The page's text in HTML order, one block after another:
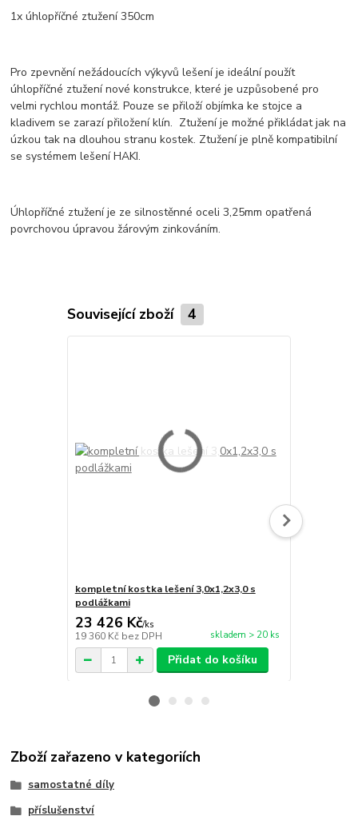
1x úhlopříčné ztužení 350cm
Pro zpevnění nežádoucích výkyvů lešení je ideální použít
úhlopříčné ztužení nové konstrukce, které je uzpůsobené pro
velmi rychlou montáž. Pouze se přiloží objímka ke stojce a
kladivem se zarazí přiložení klín. Ztužení je možné přikládat jak na
úzkou tak na dlouhou stranu kostek. Ztužení je plně kompatibilní
se systémem lešení HAKI.
Úhlopříčné ztužení je ze silnostěnné oceli 3,25mm opatřená
povrchovou úpravou žárovým zinkováním.
Související zboží 4
kompletní kostka lešení 3,0x1,2x3,0 s
podlážkami
23 426 Kč/ks
19 360 Kč bez DPH skladem > 20 ks
Přidat do košíku
Zboží zařazeno v kategoriích
samostatné díly
příslušenství